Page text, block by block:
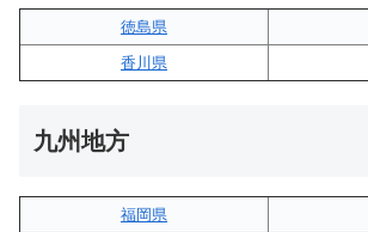
徳島県
香川県
九州地方
福岡県